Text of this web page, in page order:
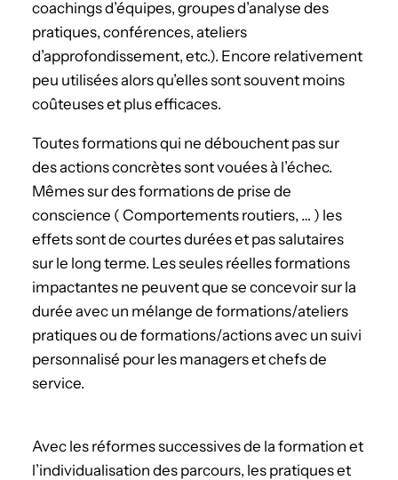
coachings d’équipes, groupes d’analyse des
pratiques, conférences, ateliers
d’approfondissement, etc.). Encore relativement
peu utilisées alors qu’elles sont souvent moins
coûteuses et plus efficaces.
Toutes formations qui ne débouchent pas sur
des actions concrètes sont vouées à l’échec.
Mêmes sur des formations de prise de
conscience ( Comportements routiers, … ) les
effets sont de courtes durées et pas salutaires
sur le long terme. Les seules réelles formations
impactantes ne peuvent que se concevoir sur la
durée avec un mélange de formations/ateliers
pratiques ou de formations/actions avec un suivi
personnalisé pour les managers et chefs de
service.
Avec les réformes successives de la formation et
l’individualisation des parcours, les pratiques et